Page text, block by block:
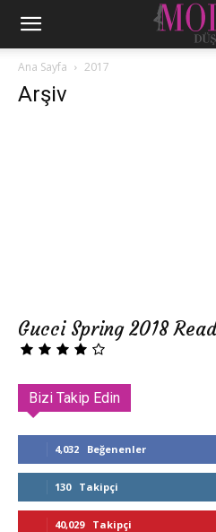
Ana Sayfa 2017
Arşiv
Gucci Spring 2018
Bizi Takip Edin
4,032 Beğenenler
130 Takipçi
40,029 Takipçi